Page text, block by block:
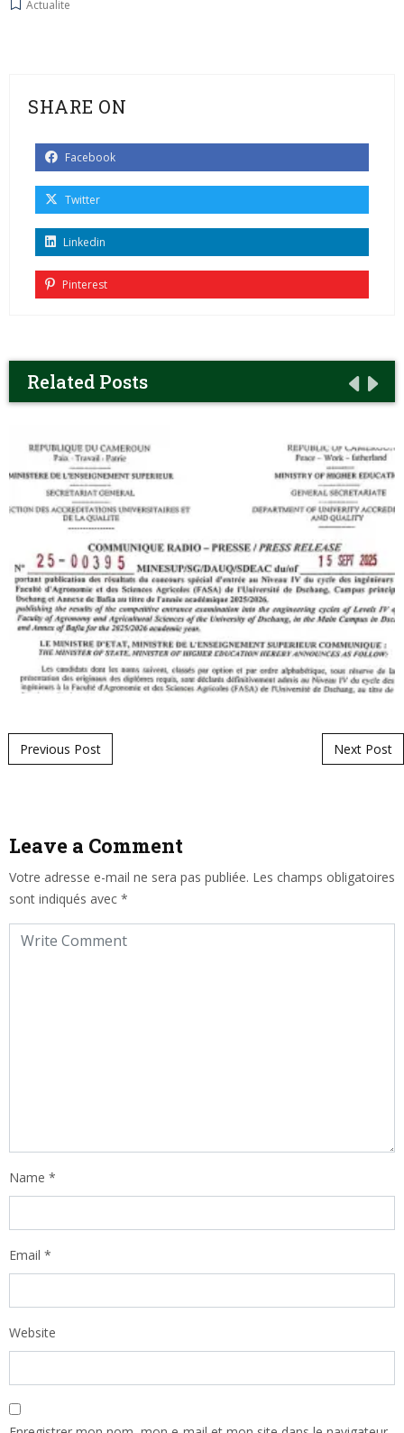
Actualite
SHARE ON
Facebook
Twitter
Linkedin
Pinterest
Related Posts
Post navigation
Previous Post Next Post
Leave a Comment
Votre adresse e-mail ne sera pas publiée. Les champs obligatoires
sont indiqués avec *
Name *
Email *
Website